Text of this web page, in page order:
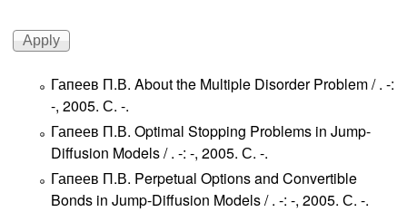
Гапеев П.В. About the Multiple Disorder Problem / . -:
-, 2005. С. -.
Гапеев П.В. Optimal Stopping Problems in Jump-
Diffusion Models / . -: -, 2005. С. -.
Гапеев П.В. Perpetual Options and Convertible
Bonds in Jump-Diffusion Models / . -: -, 2005. С. -.